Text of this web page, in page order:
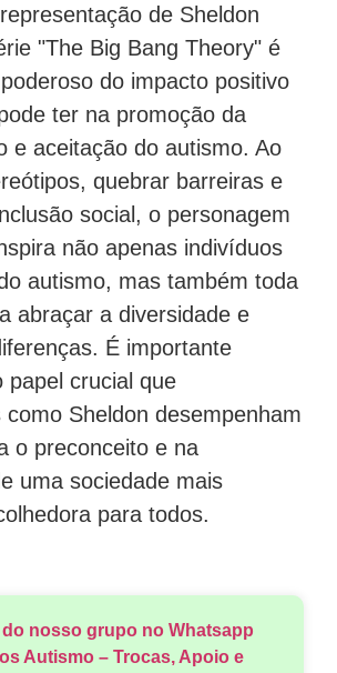
de Sheldon
"The Big Bang Theory" é
do impacto positivo
ter na promoção da
e aceitação do autismo. Ao
quebrar barreiras e
social, o personagem
não apenas indivíduos
autismo, mas também toda
abraçar a diversidade e
É importante
papel crucial que
como Sheldon desempenham
o preconceito e na
uma sociedade mais
para todos.
do nosso grupo no Whatsapp
Autismo – Trocas, Apoio e